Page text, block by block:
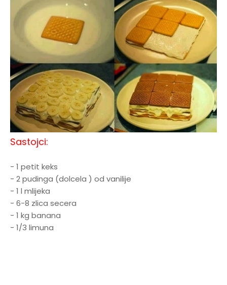
Sastojci:
- 1 petit keks
- 2 pudinga (dolcela ) od vanilije
- 1 l mlijeka
- 6-8 zlica secera
- 1 kg banana
- 1/3 limuna